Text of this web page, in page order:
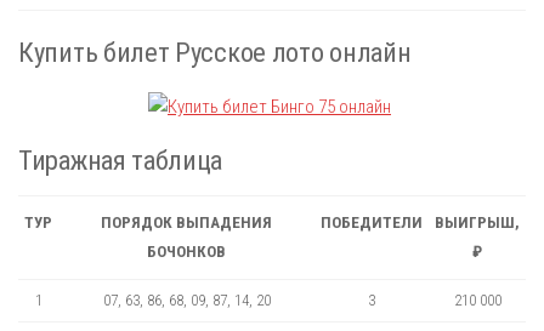
Купить билет Русское лото онлайн
Тиражная таблица
ТУР
ПОРЯДОК ВЫПАДЕНИЯ
БОЧОНКОВ
ПОБЕДИТЕЛИ
ВЫИГРЫШ,
₽
1 07, 63, 86, 68, 09, 87, 14, 20 3 210 000